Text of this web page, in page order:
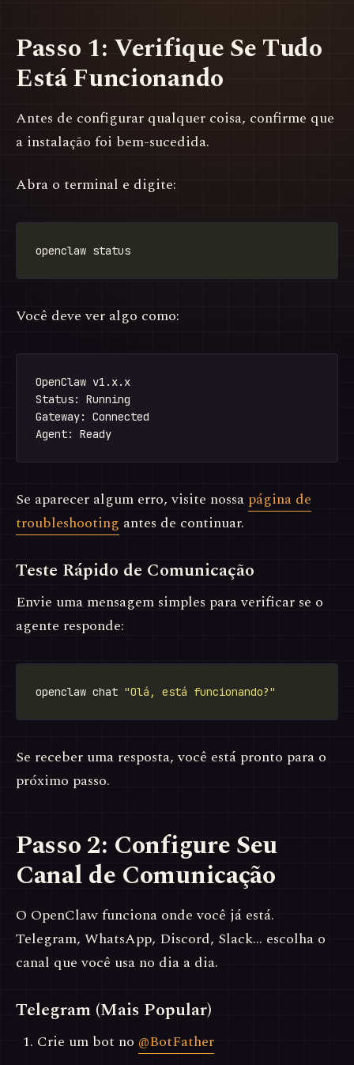
Passo 1: Verifique Se Tudo
Está Funcionando
Antes de configurar qualquer coisa, confirme que
a instalação foi bem-sucedida.
Abra o terminal e digite:
Você deve ver algo como:
OpenClaw v1.x.x
Status: Running
Gateway: Connected
Se aparecer algum erro, visite nossa página de
troubleshooting antes de continuar.
Teste Rápido de Comunicação
Envie uma mensagem simples para verificar se o
agente responde:
openclaw chat "Olá, está funcionando?"
Se receber uma resposta, você está pronto para o
próximo passo.
Passo 2: Configure Seu
Canal de Comunicação
O OpenClaw funciona onde você já está.
Telegram, WhatsApp, Discord, Slack… escolha o
canal que você usa no dia a dia.
Telegram (Mais Popular)
Crie um bot no @BotFather